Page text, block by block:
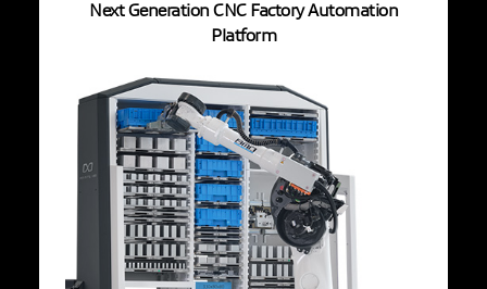
Next Generation CNC Factory Automation
Platform